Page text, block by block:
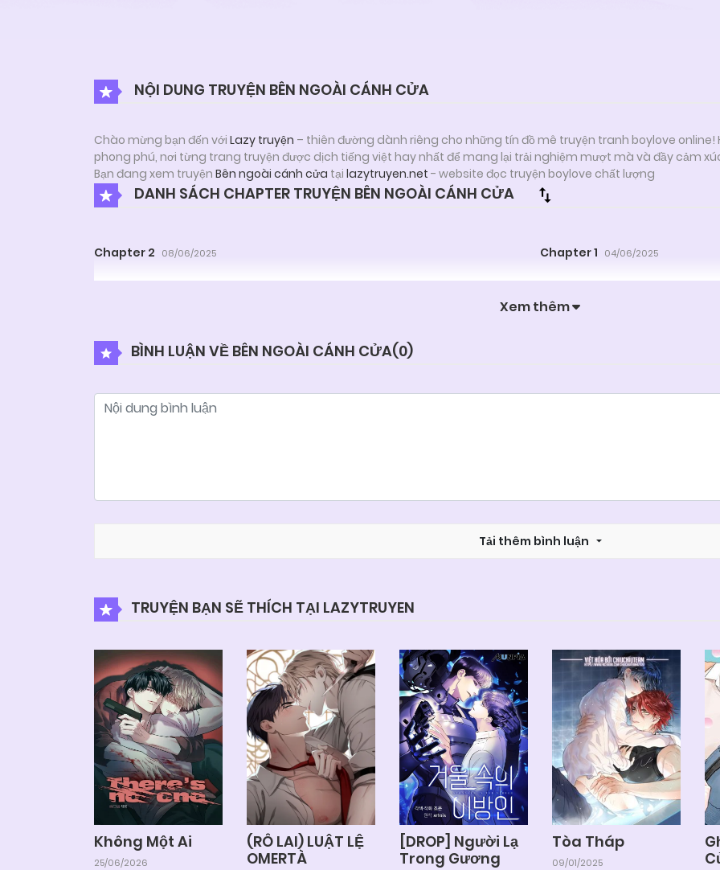
NỘI DUNG TRUYỆN BÊN NGOÀI CÁNH CỬA
Chào mừng bạn đến với Lazy truyện – thiên đường dành riêng cho những tín đồ mê truyện tranh boylove
phong phú, nơi từng trang truyện được dịch tiếng việt hay nhất để mang lại trải nghiệm mượt mà và đầy cảm
Bạn đang xem truyện Bên ngoài cánh cửa tại lazytruyen.net - website đọc truyện boylove chất lượng
DANH SÁCH CHAPTER TRUYỆN BÊN NGOÀI CÁNH CỬA
Chapter 2 08/06/2025 Chapter 1 04/06/2025
Xem thêm
BÌNH LUẬN VỀ BÊN NGOÀI CÁNH CỬA(0)
Tải thêm bình luận
TRUYỆN BẠN SẼ THÍCH TẠI LAZYTRUYEN
Không Một Ai
25/06/2026
(RÔ LAI) LUẬT LỆ
OMERTÀ
[DROP] Người Lạ
Trong Gương
Tòa Tháp
09/01/2025